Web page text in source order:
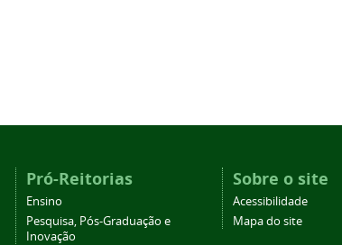
Pró-Reitorias
Ensino
Pesquisa, Pós-Graduação e
Inovação
Sobre o site
Acessibilidade
Mapa do site